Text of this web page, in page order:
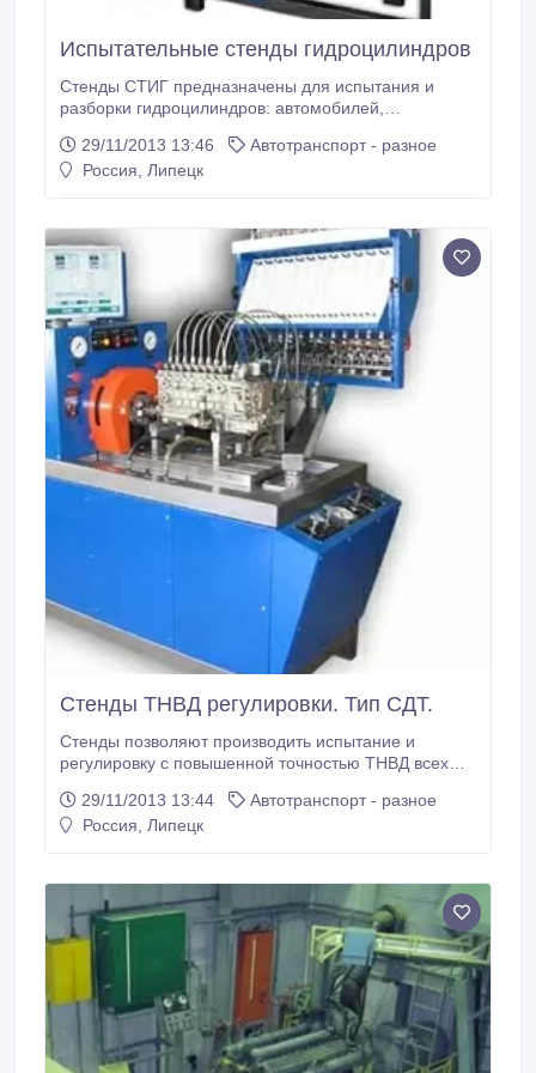
Испытательные стенды гидроцилиндров
Стенды СТИГ предназначены для испытания и
разборки гидроцилиндров: автомобилей,
другой дорожно-строительной техники и подъемно-
транспортного оборудования. Стенды могут быть
автоматической компьютерной системой
управления и регистрации параметров и
изготовлены по техническому заданию Заказчика по
ГОСТ 18464 -96 "Гидроцилиндры.
29/11/2013 13:46
Автотранспорт - разное
Россия, Липецк
Стенды ТНВД регулировки. Тип СДТ.
Стенды позволяют производить испытание и
регулировку с повышенной точностью ТНВД всех
ТНВД, ТНВД распределительного типа с
автономной и принудительной системой смазки и
29/11/2013 13:44
Автотранспорт - разное
Россия, Липецк